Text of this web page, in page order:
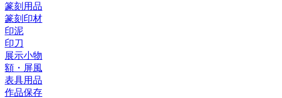
篆刻用品
篆刻印材
印泥
印刀
展示小物
額・屏風
表具用品
作品保存